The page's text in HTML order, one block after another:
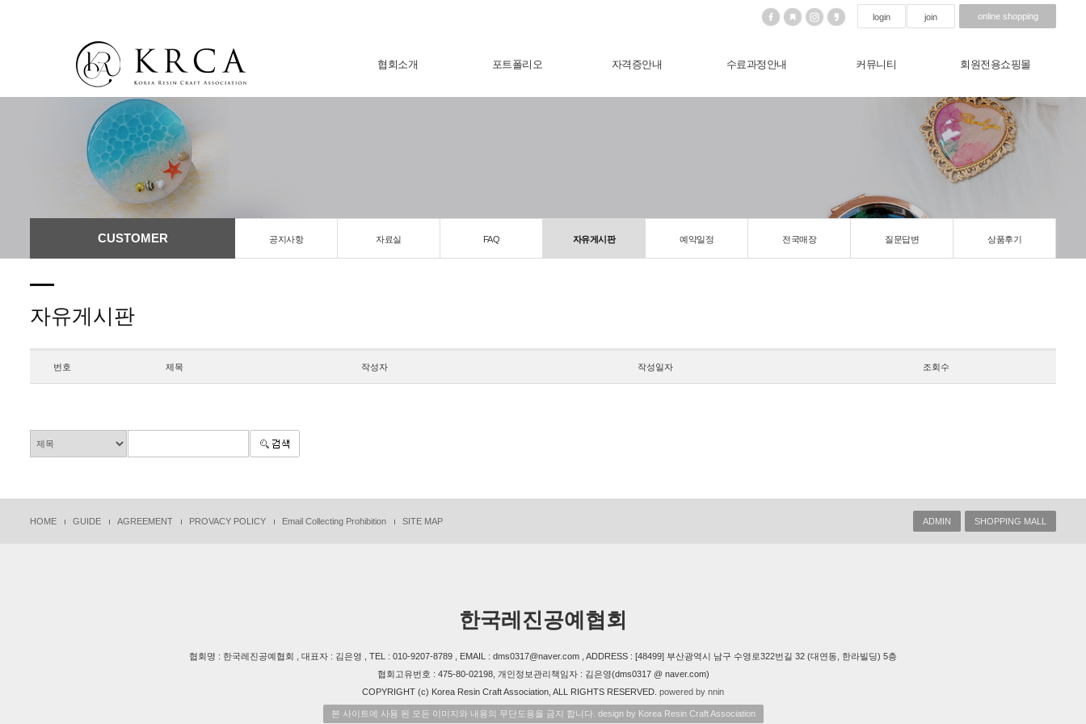
login join online shopping
협회소개 포트폴리오 자격증안내 수료과정안내 커뮤니티 회원전용쇼핑몰
CUSTOMER 공지사항 자료실 FAQ 자유게시판 예약일정 전국매장 질문답변 상품후기
자유게시판
번호 제목 작성자 작성일자 조회수
HOME GUIDE AGREEMENT PROVACY POLICY Email Collecting Prohibition SITE MAP ADMIN SHOPPING MALL
한국레진공예협회
협회명 : 한국레진공예협회 , 대표자 : 김은영 , TEL : 010-9207-8789 , EMAIL : dms0317@naver.com , ADDRESS : [48499] 부산광역시 남구 수영로322번길 32 (대연동, 한라빌딩) 5층
협회고유번호 : 475-80-02198, 개인정보관리책임자 : 김은영(dms0317 @ naver.com)
COPYRIGHT (c) Korea Resin Craft Association, ALL RIGHTS RESERVED. powered by nnin
본 사이트에 사용 된 모든 이미지와 내용의 무단도용을 금지 합니다. design by Korea Resin Craft Association